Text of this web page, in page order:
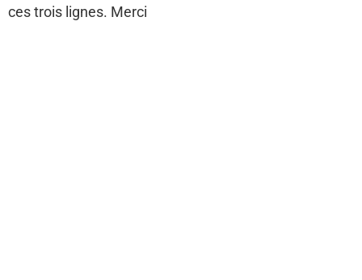
ces trois lignes. Merci